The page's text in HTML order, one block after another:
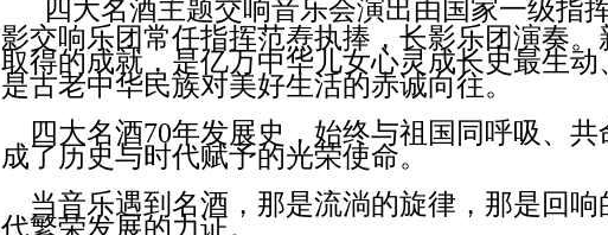
四大名酒主题交响音乐会演出由国家一级指
影交响乐团常任指挥范焘执捧，长影乐团演奏
取得的成就，是亿万中华儿女心灵成长史最生动
是古老中华民族对美好生活的赤诚向往。
四大名酒70年发展史，始终与祖国同呼吸、共
成了历史与时代赋予的光荣使命。
当音乐遇到名酒，那是流淌的旋律，那是回响
代繁荣发展的力证。